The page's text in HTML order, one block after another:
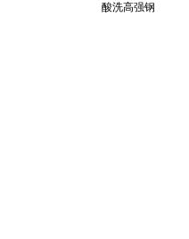
酸洗高强钢